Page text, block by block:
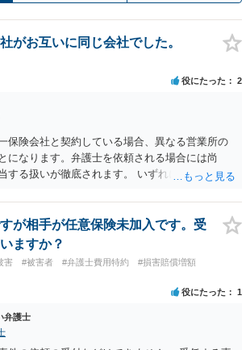
がお互いに同じ会社でした。
役にたった 2
保険会社と契約している場合、異なる営業所の
になります。弁護士を依頼される場合には尚
する扱いが徹底されます。 いずれにしても、交
が相手が任意保険未加入です。受
ますか？
害 #被害者 #弁護士費用特約
#損害賠償増額
役にたった 1
弁護士